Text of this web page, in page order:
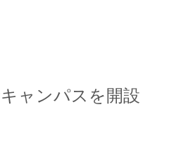
ャンパスを開設